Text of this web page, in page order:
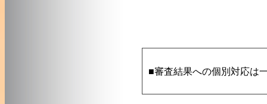
■審査結果への個別対応は